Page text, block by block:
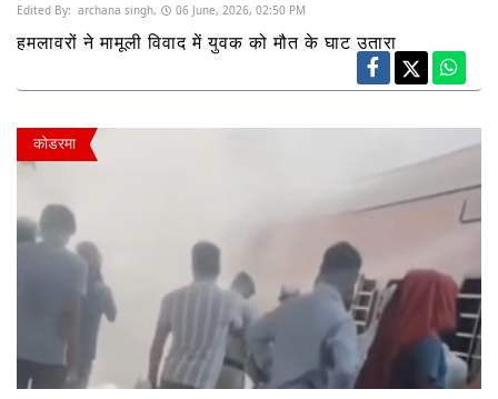
Edited By: archana singh, 06 June, 2026, 02:50 PM
हमलावरों ने मामूली विवाद में युवक को मौत के घाट उतारा
कोडरमा